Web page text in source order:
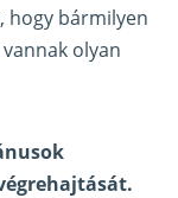
hogy bármilyen
olyan